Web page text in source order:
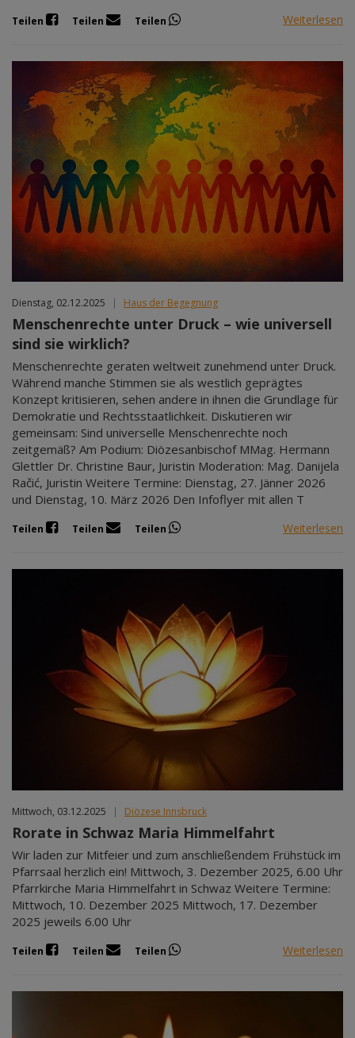
Teilen Teilen Teilen Weiterlesen
Dienstag, 02.12.2025 | Haus der Begegnung
Menschenrechte unter Druck – wie universell
sind sie wirklich?
Menschenrechte geraten weltweit zunehmend unter Druck.
Während manche Stimmen sie als westlich geprägtes
Konzept kritisieren, sehen andere in ihnen die Grundlage für
Demokratie und Rechtsstaatlichkeit. Diskutieren wir
gemeinsam: Sind universelle Menschenrechte noch
zeitgemäß? Am Podium: Diözesanbischof MMag. Hermann
Glettler Dr. Christine Baur, Juristin Moderation: Mag. Danijela
Račić, Juristin Weitere Termine: Dienstag, 27. Jänner 2026
und Dienstag, 10. März 2026 Den Infoflyer mit allen T
Teilen Teilen Teilen Weiterlesen
Mittwoch, 03.12.2025 | Diözese Innsbruck
Rorate in Schwaz Maria Himmelfahrt
Wir laden zur Mitfeier und zum anschließendem Frühstück im
Pfarrsaal herzlich ein! Mittwoch, 3. Dezember 2025, 6.00 Uhr
Pfarrkirche Maria Himmelfahrt in Schwaz Weitere Termine:
Mittwoch, 10. Dezember 2025 Mittwoch, 17. Dezember
2025 jeweils 6.00 Uhr
Teilen Teilen Teilen Weiterlesen